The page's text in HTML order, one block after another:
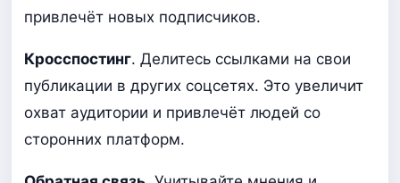
привлечёт новых подписчиков.
Кросспостинг. Делитесь ссылками на свои
публикации в других соцсетях. Это увеличит
охват аудитории и привлечёт людей со
сторонних платформ.